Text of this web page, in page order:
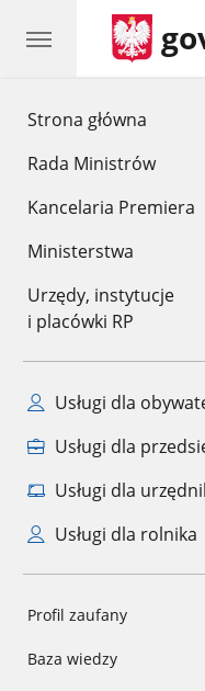
Strona główna
Rada Ministrów
Kancelaria Premiera
Ministerstwa
Urzędy, instytucje
i placówki RP
Usługi dla
Usługi dla
Usługi dla
Usługi dla rolnika
Profil zaufany
Baza wiedzy